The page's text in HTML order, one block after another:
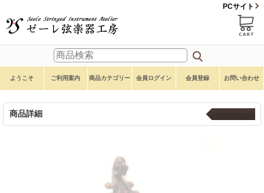
PCサイト
ようこそ ご利用案内 商品カテゴリー 会員ログイン 会員登録 お問い合わせ
商品詳細